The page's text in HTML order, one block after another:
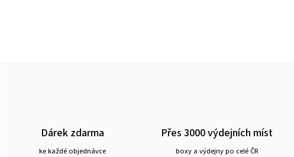
Dárek zdarma
ke každé objednávce
Přes 3000 výdejních míst
boxy a výdejny po celé ČR